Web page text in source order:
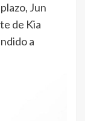
Jun
de Kia
a